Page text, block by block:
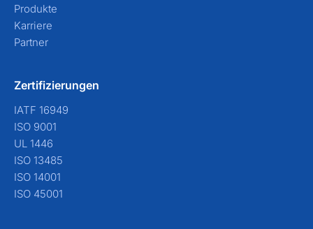
Produkte
Karriere
Partner
Zertifizierungen
IATF 16949
ISO 9001
UL 1446
ISO 13485
ISO 14001
ISO 45001